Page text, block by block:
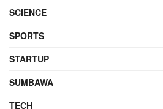
SCIENCE
SPORTS
STARTUP
SUMBAWA
TECH